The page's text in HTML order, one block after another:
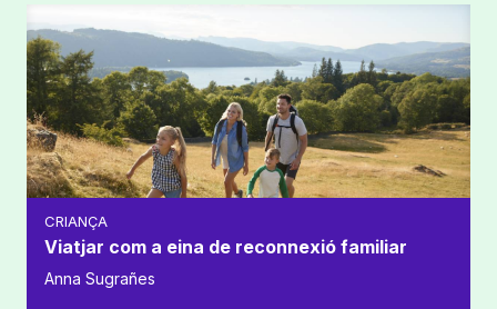
CRIANÇA
Viatjar com a eina de reconnexió familiar
Anna Sugrañes